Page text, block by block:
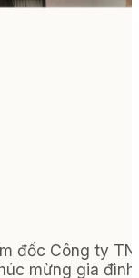
đốc Công ty
mừng gia đình